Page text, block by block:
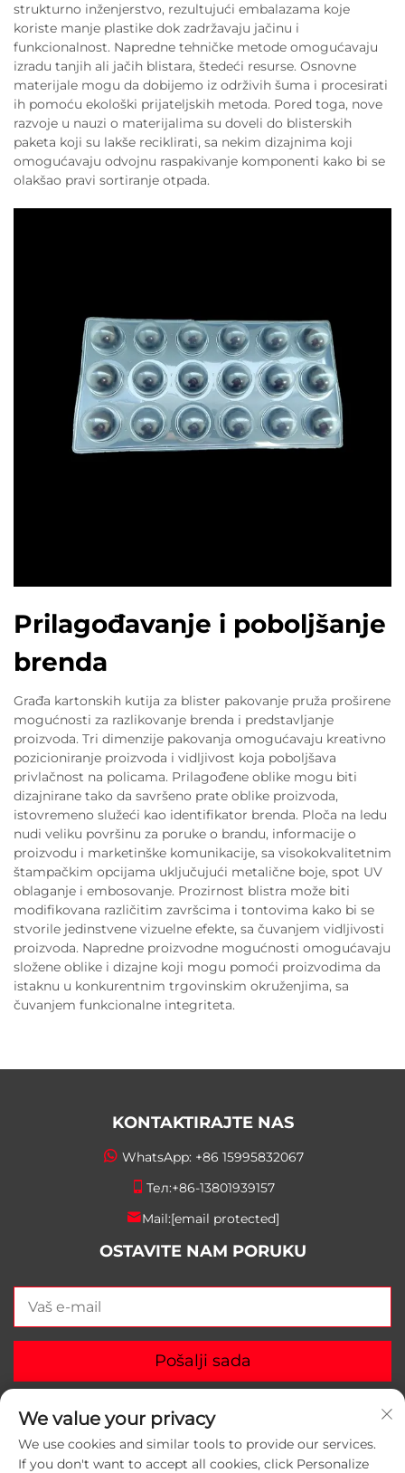
strukturno inženjerstvo, rezultujući embalazama koje
koriste manje plastike dok zadržavaju jačinu i
funkcionalnost. Napredne tehničke metode omogućavaju
izradu tanjih ali jačih blistara, štedeći resurse. Osnovne
materijale mogu da dobijemo iz održivih šuma i procesirati
ih pomoću ekološki prijateljskih metoda. Pored toga, nove
razvoje u nauzi o materijalima su doveli do blisterskih
paketa koji su lakše reciklirati, sa nekim dizajnima koji
omogućavaju odvojnu raspakivanje komponenti kako bi se
olakšao pravi sortiranje otpada.
Prilagođavanje i poboljšanje
brenda
Građa kartonskih kutija za blister pakovanje pruža proširene
mogućnosti za razlikovanje brenda i predstavljanje
proizvoda. Tri dimenzije pakovanja omogućavaju kreativno
pozicioniranje proizvoda i vidljivost koja poboljšava
privlačnost na policama. Prilagođene oblike mogu biti
dizajnirane tako da savršeno prate oblike proizvoda,
istovremeno služeći kao identifikator brenda. Ploča na ledu
nudi veliku površinu za poruke o brandu, informacije o
proizvodu i marketinške komunikacije, sa visokokvalitetnim
štampačkim opcijama uključujući metalične boje, spot UV
oblaganje i embosovanje. Prozirnost blistra može biti
modifikovana različitim završcima i tontovima kako bi se
stvorile jedinstvene vizuelne efekte, sa čuvanjem vidljivosti
proizvoda. Napredne proizvodne mogućnosti omogućavaju
složene oblike i dizajne koji mogu pomoći proizvodima da
istaknu u konkurentnim trgovinskim okruženjima, sa
čuvanjem funkcionalne integriteta.
KONTAKTIRAJTE NAS
WhatsApp: +86 15995832067
Тел:+86-13801939157
Mail:[email protected]
OSTAVITE NAM PORUKU
Pošalji sada
We value your privacy
We use cookies and similar tools to provide our services.
If you don't want to accept all cookies, click Personalize